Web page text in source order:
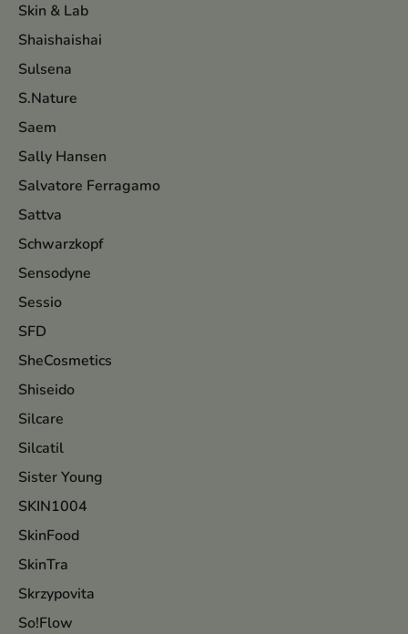
Skin & Lab
Shaishaishai
Sulsena
S.Nature
Saem
Sally Hansen
Salvatore Ferragamo
Sattva
Schwarzkopf
Sensodyne
Sessio
SFD
SheCosmetics
Shiseido
Silcare
Silcatil
Sister Young
SKIN1004
SkinFood
SkinTra
Skrzypovita
So!Flow